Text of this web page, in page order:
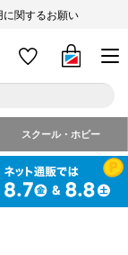
に関するお願い
スクール・ホビー